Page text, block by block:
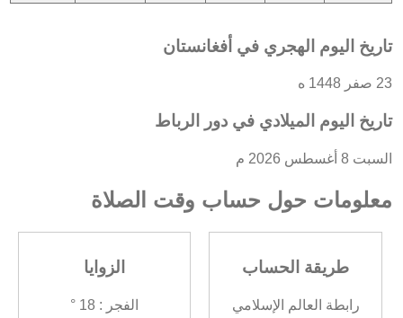
تاريخ اليوم الهجري في أفغانستان
23 صفر 1448 ه
تاريخ اليوم الميلادي في دور الرباط
السبت 8 أغسطس 2026 م
معلومات حول حساب وقت الصلاة
طريقة الحساب
رابطة العالم الإسلامي
الزوايا
الفجر : 18 °